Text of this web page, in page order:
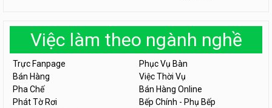
Việc làm theo ngành nghề
Trực Fanpage
Phục Vụ Bàn
Bán Hàng
Việc Thời Vụ
Pha Chế
Bán Hàng Online
Phát Tờ Rơi
Bếp Chính - Phụ Bếp